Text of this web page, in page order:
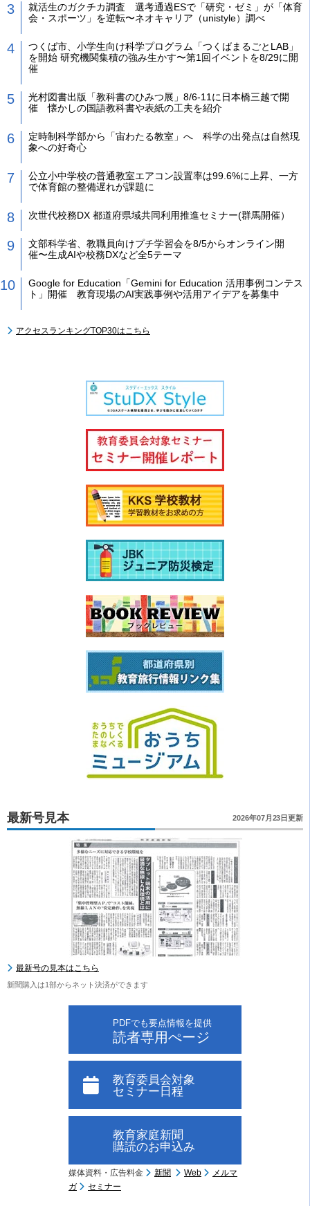
就活生のガクチカ調査 選考通過ESで「研究・ゼミ」が「体育
会・スポーツ」を逆転〜ネオキャリア（unistyle）調べ
つくば市、小学生向け科学プログラム「つくばまるごとLAB」
を開始 研究機関集積の強み生かす〜第1回イベントを8/29に開
催
光村図書出版「教科書のひみつ展」8/6-11に日本橋三越で開
催 懐かしの国語教科書や表紙の工夫を紹介
定時制科学部から「宙わたる教室」へ 科学の出発点は自然現
象への好奇心
公立小中学校の普通教室エアコン設置率は99.6%に上昇、一方
で体育館の整備遅れが課題に
次世代校務DX 都道府県域共同利用推進セミナー(群馬開催）
文部科学省、教職員向けプチ学習会を8/5からオンライン開
催〜生成AIや校務DXなど全5テーマ
Google for Education「Gemini for Education 活用事例コンテス
ト」開催 教育現場のAI実践事例や活用アイデアを募集中
アクセスランキングTOP30はこちら
最新号見本 2026年07月23日更新
最新号の見本はこちら
新聞購入は1部からネット決済ができます
PDFでも要点情報を提供
読者専用ぺージ
教育委員会対象
セミナー日程
教育家庭新聞
購読のお申込み
媒体資料・広告料金 新聞 Web
メルマ
ガ
セミナー